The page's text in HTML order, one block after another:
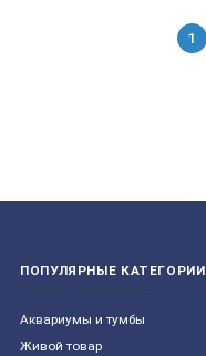
1
ПОПУЛЯРНЫЕ КАТЕГОРИИ
Aквариумы и тумбы
Живой товар